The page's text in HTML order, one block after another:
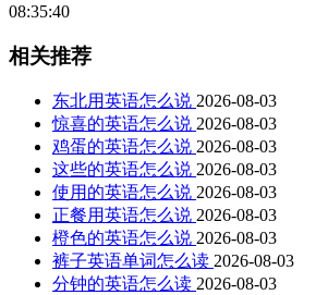
08:35:40
相关推荐
东北用英语怎么说 2026-08-03
惊喜的英语怎么说 2026-08-03
鸡蛋的英语怎么说 2026-08-03
这些的英语怎么说 2026-08-03
使用的英语怎么说 2026-08-03
正餐用英语怎么说 2026-08-03
橙色的英语怎么说 2026-08-03
裤子英语单词怎么读 2026-08-03
分钟的英语怎么读 2026-08-03